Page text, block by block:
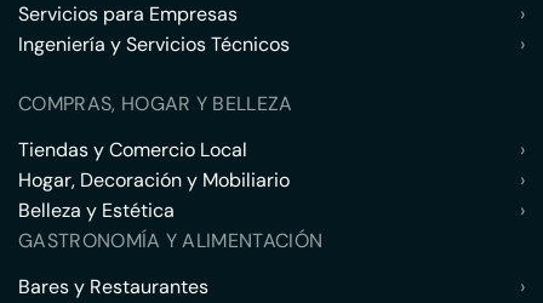
Servicios para Empresas
›
Ingeniería y Servicios Técnicos
›
COMPRAS, HOGAR Y BELLEZA
Tiendas y Comercio Local
›
Hogar, Decoración y Mobiliario
›
Belleza y Estética
›
GASTRONOMÍA Y ALIMENTACIÓN
Bares y Restaurantes
›